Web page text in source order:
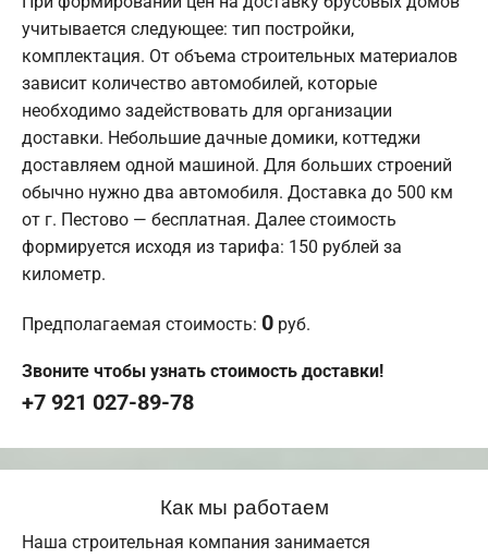
учитывается следующее: тип постройки,
комплектация. От объема строительных материалов
зависит количество автомобилей, которые
необходимо задействовать для организации
доставки. Небольшие дачные домики, коттеджи
доставляем одной машиной. Для больших строений
обычно нужно два автомобиля. Доставка до 500 км
от г. Пестово — бесплатная. Далее стоимость
формируется исходя из тарифа: 150 рублей за
километр.
Предполагаемая стоимость: 0 руб.
Звоните чтобы узнать стоимость доставки!
+7 921 027-89-78
Как мы работаем
Наша строительная компания занимается